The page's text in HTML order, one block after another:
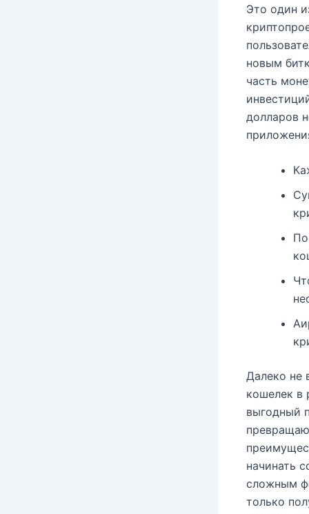
Это один
новым
часть
долларов
Далеко не
кошелек в
выгодный
начинать
сложным
только